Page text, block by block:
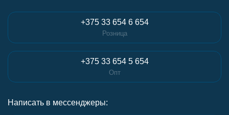
+375 33 654 6 654
Розница
+375 33 654 5 654
Опт
Написать в мессенджеры: